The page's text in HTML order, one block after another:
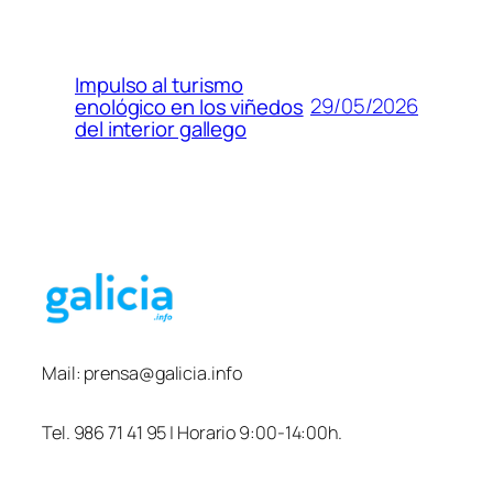
Impulso al turismo
enológico en los viñedos
del interior gallego
29/05/2026
Mail: prensa@galicia.info
Tel. 986 71 41 95 | Horario 9:00-14:00h.